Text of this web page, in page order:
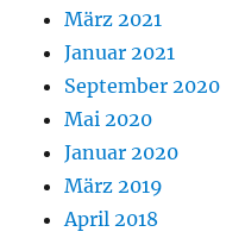
März 2021
Januar 2021
September 2020
Mai 2020
Januar 2020
März 2019
April 2018